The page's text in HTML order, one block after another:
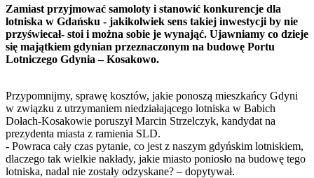
Zamiast przyjmować samoloty i stanowić konkurencje dla
lotniska w Gdańsku - jakikolwiek sens takiej inwestycji by nie
przyświecał- stoi i można sobie je wynająć. Ujawniamy co dzieje
się majątkiem gdynian przeznaczonym na budowę Portu
Lotniczego Gdynia – Kosakowo.
Przypomnijmy, sprawę kosztów, jakie ponoszą mieszkańcy Gdyni
w związku z utrzymaniem niedziałającego lotniska w Babich
Dołach-Kosakowie poruszył Marcin Strzelczyk, kandydat na
prezydenta miasta z ramienia SLD.
- Powraca cały czas pytanie, co jest z naszym gdyńskim lotniskiem,
dlaczego tak wielkie nakłady, jakie miasto poniosło na budowę tego
lotniska, nadal nie zostały odzyskane? – dopytywał.